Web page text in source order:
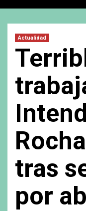
Actualidad
tras
por